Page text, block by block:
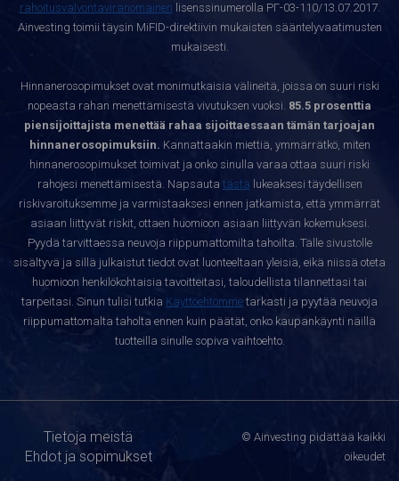
rahoitusvalvontaviranomainen lisenssinumerolla РГ-03-110/13.07.2017.
Ainvesting toimii täysin MiFID-direktiivin mukaisten sääntelyvaatimusten
mukaisesti.
Hinnanerosopimukset ovat monimutkaisia välineitä, joissa on suuri riski
nopeasta rahan menettämisestä vivutuksen vuoksi. 85.5 prosenttia
piensijoittajista menettää rahaa sijoittaessaan tämän tarjoajan
hinnanerosopimuksiin. Kannattaakin miettiä, ymmärrätkö, miten
hinnanerosopimukset toimivat ja onko sinulla varaa ottaa suuri riski
rahojesi menettämisestä. Napsauta tästä lukeaksesi täydellisen
riskivaroituksemme ja varmistaaksesi ennen jatkamista, että ymmärrät
asiaan liittyvät riskit, ottaen huomioon asiaan liittyvän kokemuksesi.
Pyydä tarvittaessa neuvoja riippumattomilta tahoilta. Tälle sivustolle
sisältyvä ja sillä julkaistut tiedot ovat luonteeltaan yleisiä, eikä niissä oteta
huomioon henkilökohtaisia tavoitteitasi, taloudellista tilannettasi tai
tarpeitasi. Sinun tulisi tutkia Käyttöehtomme tarkasti ja pyytää neuvoja
riippumattomalta taholta ennen kuin päätät, onko kaupankäynti näillä
tuotteilla sinulle sopiva vaihtoehto.
Tietoja meistä
Ehdot ja sopimukset
© Ainvesting pidättää kaikki
oikeudet